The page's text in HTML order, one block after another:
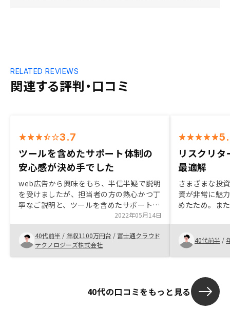
関連する評判・口コミ
RELATED REVIEWS
3.7
ツールを含めたサポート体制の
安心感が決め手でした
web広告から興味をもち、半信半疑で説明
を受けましたが、担当者の方の熱心かつ丁
寧なご説明と、ツールを含めたサポート体
制が充実している点が決め手となり投資を
決断しました。決して押し売りではなくリ
スクを含めてご説明頂けた点が安心感をう
みました。今後もお付き合いのほど、よろ
しくお願いします。
2022年05月14日
40代前半 / 年収1100万円台 / 富士通クラウド
テクノロジーズ株式会社
リスクリ
最適解
さまざまな投
資が非常に魅
めたため。ま
ご提案いただ
する判断にい
40代前半 /
40代の口コミをもっと見る